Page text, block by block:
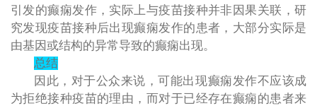
引发的癫痫发作，实际上与疫苗接种并非因果关联，研
究发现疫苗接种后出现癫痫发作的患者，大部分实际是
由基因或结构的异常导致的癫痫出现。
总结
因此，对于公众来说，可能出现癫痫发作不应该成
为拒绝接种疫苗的理由，而对于已经存在癫痫的患者来